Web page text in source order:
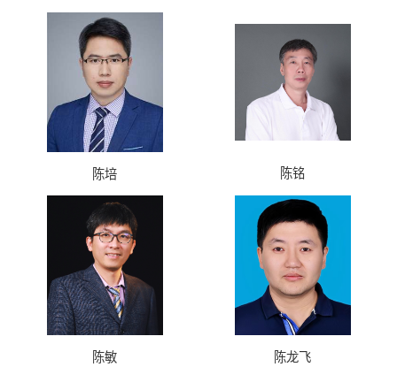
陈培 陈铭
陈敏 陈龙飞